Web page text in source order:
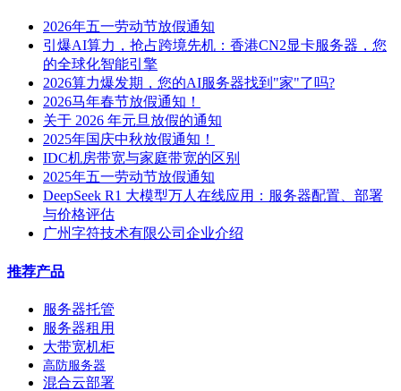
2026年五一劳动节放假通知
引爆AI算力，抢占跨境先机：香港CN2显卡服务器，您
的全球化智能引擎
2026算力爆发期，您的AI服务器找到"家"了吗?
2026马年春节放假通知！
关于 2026 年元旦放假的通知
2025年国庆中秋放假通知！
IDC机房带宽与家庭带宽的区别
2025年五一劳动节放假通知
DeepSeek R1 大模型万人在线应用：服务器配置、部署
与价格评估
广州字符技术有限公司企业介绍
推荐产品
服务器托管
服务器租用
大带宽机柜
高防服务器
混合云部署